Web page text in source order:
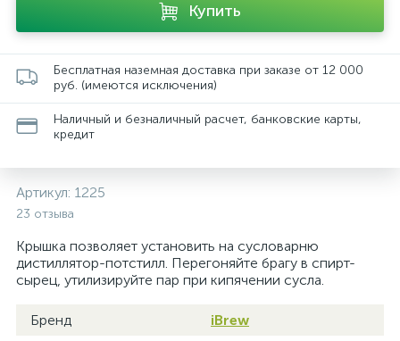
Купить
Бесплатная наземная доставка при заказе от 12 000
руб. (имеются исключения)
Наличный и безналичный расчет, банковские карты,
кредит
Артикул: 1225
23 отзыва
Крышка позволяет установить на сусловарню
дистиллятор-потстилл. Перегоняйте брагу в спирт-
сырец, утилизируйте пар при кипячении сусла.
Бренд iBrew